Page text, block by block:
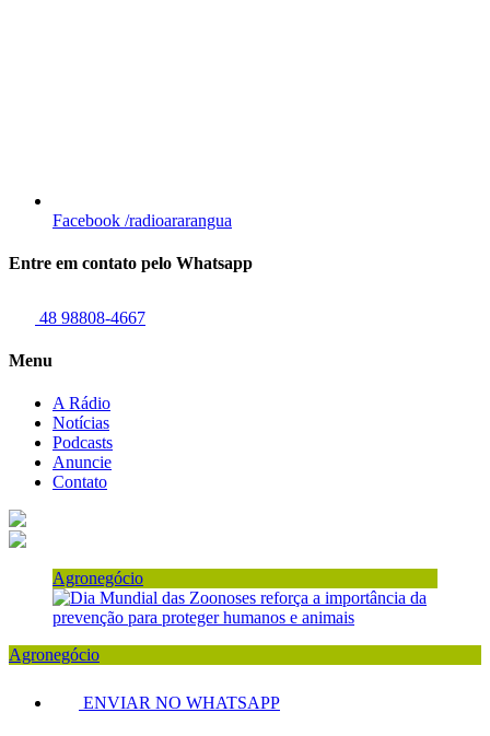
Facebook /radioararangua
Entre em contato pelo Whatsapp
48 98808-4667
Menu
A Rádio
Notícias
Podcasts
Anuncie
Contato
Agronegócio
Agronegócio
ENVIAR NO WHATSAPP